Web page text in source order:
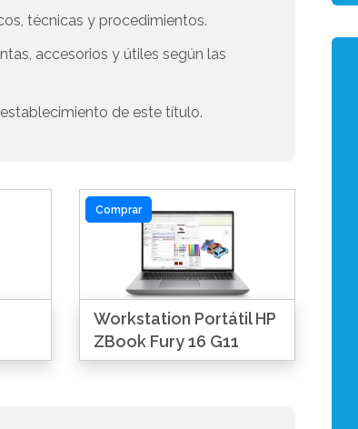
técnicas y procedimientos.
accesorios y útiles según las
de este título.
Comprar
Workstation Portátil HP
ZBook Fury 16 G11